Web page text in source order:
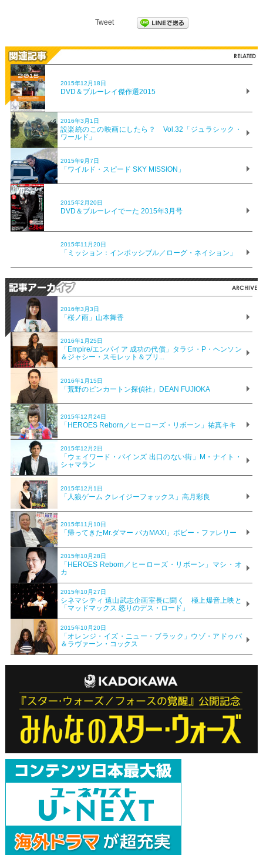
Tweet
2015年12月18日
DVD＆ブルーレイ傑作選2015
2016年3月1日
設楽統のこの映画にしたら？ Vol.32「ジュラシック・
ワールド」
2015年9月7日
「ワイルド・スピード SKY MISSION」
2015年2月20日
DVD＆ブルーレイでーた 2015年3月号
2015年11月20日
「ミッション：インポッシブル／ローグ・ネイション」
2016年3月3日
「桜ノ雨」山本舞香
2016年1月25日
「Empire/エンパイア 成功の代償」タラジ・P・ヘンソン
＆ジャシー・スモレット＆ブリ...
2016年1月15日
「荒野のピンカートン探偵社」DEAN FUJIOKA
2015年12月24日
「HEROES Reborn／ヒーローズ・リボーン」祐真キキ
2015年12月2日
「ウェイワード・パインズ 出口のない街」M・ナイト・
シャマラン
2015年12月1日
「人狼ゲーム クレイジーフォックス」高月彩良
2015年11月10日
「帰ってきたMr.ダマー バカMAX!」ボビー・ファレリー
2015年10月28日
「HEROES Reborn／ヒーローズ・リボーン」マシ・オ
カ
2015年10月27日
シネマシティ 遠山武志企画室長に聞く 極上爆音上映と
「マッドマックス 怒りのデス・ロード」
2015年10月20日
「オレンジ・イズ・ニュー・ブラック」ウゾ・アドゥバ
＆ラヴァーン・コックス